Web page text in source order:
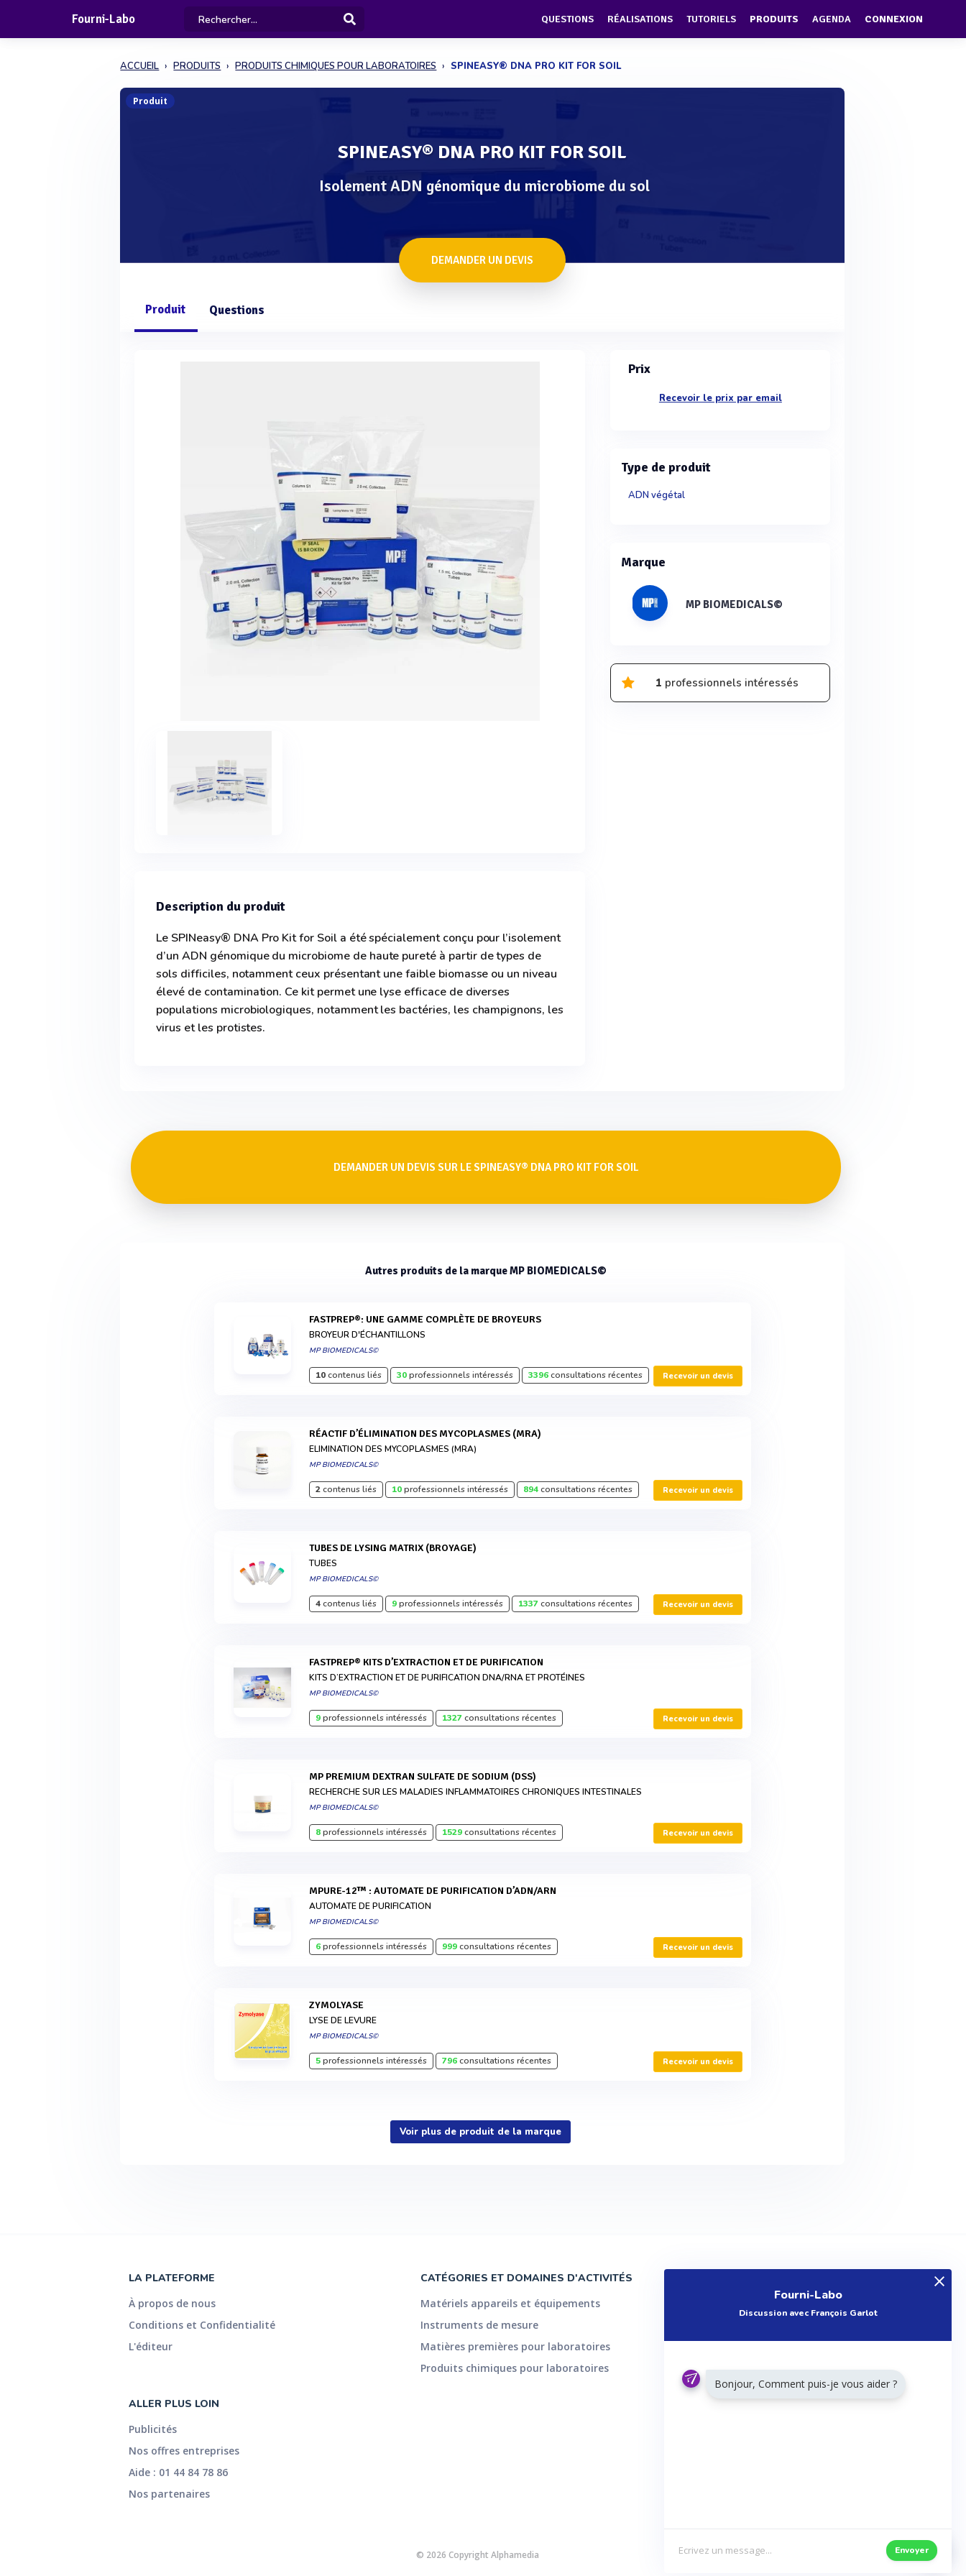
Fourni-Labo QUESTIONS RÉALISATIONS TUTORIELS PRODUITS AGENDA CONNEXION
ACCUEIL PRODUITS PRODUITS CHIMIQUES POUR LABORATOIRES SPINEASY® DNA PRO KIT FOR SOIL
Produit
SPINEASY® DNA PRO KIT FOR SOIL
Isolement ADN génomique du microbiome du sol
DEMANDER UN DEVIS
Produit Questions
Description du produit
Le SPINeasy® DNA Pro Kit for Soil a été spécialement conçu pour l’isolement
d’un ADN génomique du microbiome de haute pureté à partir de types de
sols difficiles, notamment ceux présentant une faible biomasse ou un niveau
élevé de contamination. Ce kit permet une lyse efficace de diverses
populations microbiologiques, notamment les bactéries, les champignons, les
virus et les protistes.
Prix
Recevoir le prix par email
Type de produit
ADN végétal
Marque
MP BIOMEDICALS©
1 professionnels intéressés
DEMANDER UN DEVIS SUR LE SPINEASY® DNA PRO KIT FOR SOIL
Autres produits de la marque MP BIOMEDICALS©
FASTPREP®: UNE GAMME COMPLÈTE DE BROYEURS
BROYEUR D'ÉCHANTILLONS
MP BIOMEDICALS©
10contenus liés 30professionnels intéressés 3396consultations récentes Recevoir un devis
RÉACTIF D’ÉLIMINATION DES MYCOPLASMES (MRA)
ELIMINATION DES MYCOPLASMES (MRA)
MP BIOMEDICALS©
2contenus liés 10professionnels intéressés 894consultations récentes Recevoir un devis
TUBES DE LYSING MATRIX (BROYAGE)
TUBES
MP BIOMEDICALS©
4contenus liés 9professionnels intéressés 1337consultations récentes Recevoir un devis
FASTPREP® KITS D’EXTRACTION ET DE PURIFICATION
KITS D’EXTRACTION ET DE PURIFICATION DNA/RNA ET PROTÉINES
MP BIOMEDICALS©
9professionnels intéressés 1327consultations récentes Recevoir un devis
MP PREMIUM DEXTRAN SULFATE DE SODIUM (DSS)
RECHERCHE SUR LES MALADIES INFLAMMATOIRES CHRONIQUES INTESTINALES
MP BIOMEDICALS©
8professionnels intéressés 1529consultations récentes Recevoir un devis
MPURE-12™ : AUTOMATE DE PURIFICATION D’ADN/ARN
AUTOMATE DE PURIFICATION
MP BIOMEDICALS©
6professionnels intéressés 999consultations récentes Recevoir un devis
ZYMOLYASE
LYSE DE LEVURE
MP BIOMEDICALS©
5professionnels intéressés 796consultations récentes Recevoir un devis
Voir plus de produit de la marque
LA PLATEFORME
À propos de nous
Conditions et Confidentialité
L'éditeur
ALLER PLUS LOIN
Publicités
Nos offres entreprises
Aide : 01 44 84 78 86
Nos partenaires
CATÉGORIES ET DOMAINES D'ACTIVITÉS
Matériels appareils et équipements
Instruments de mesure
Matières premières pour laboratoires
Produits chimiques pour laboratoires
Réalisations
Tutoriels
© 2026 Copyright Alphamedia
Fourni-Labo
Discussion avec François Garlot
Bonjour, Comment puis-je vous aider ?
Envoyer